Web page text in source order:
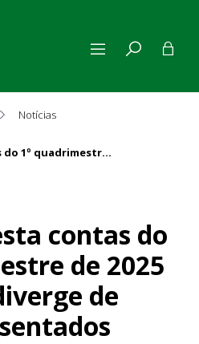
Notícias
Iges-DF presta contas do 1º quadrimestre de 2025 - Amarilio diverge de dados apresentados
contas do
de 2025
de